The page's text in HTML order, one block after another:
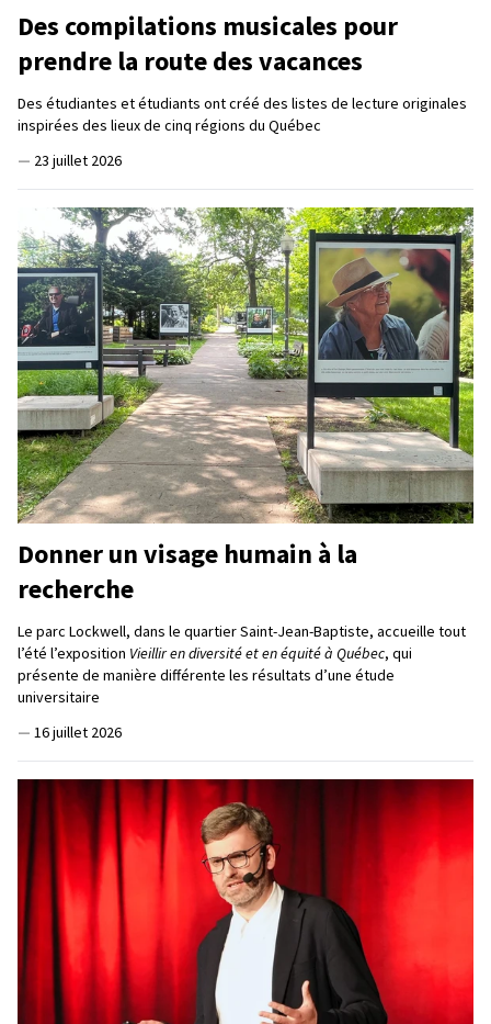
Des compilations musicales pour
prendre la route des vacances
Des étudiantes et étudiants ont créé des listes de lecture originales
inspirées des lieux de cinq régions du Québec
— 23 juillet 2026
Donner un visage humain à la
recherche
Le parc Lockwell, dans le quartier Saint-Jean-Baptiste, accueille tout
l’été l’exposition Vieillir en diversité et en équité à Québec, qui
présente de manière différente les résultats d’une étude
universitaire
— 16 juillet 2026